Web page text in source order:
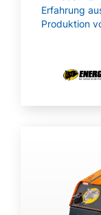
Erfahrung
Produktion